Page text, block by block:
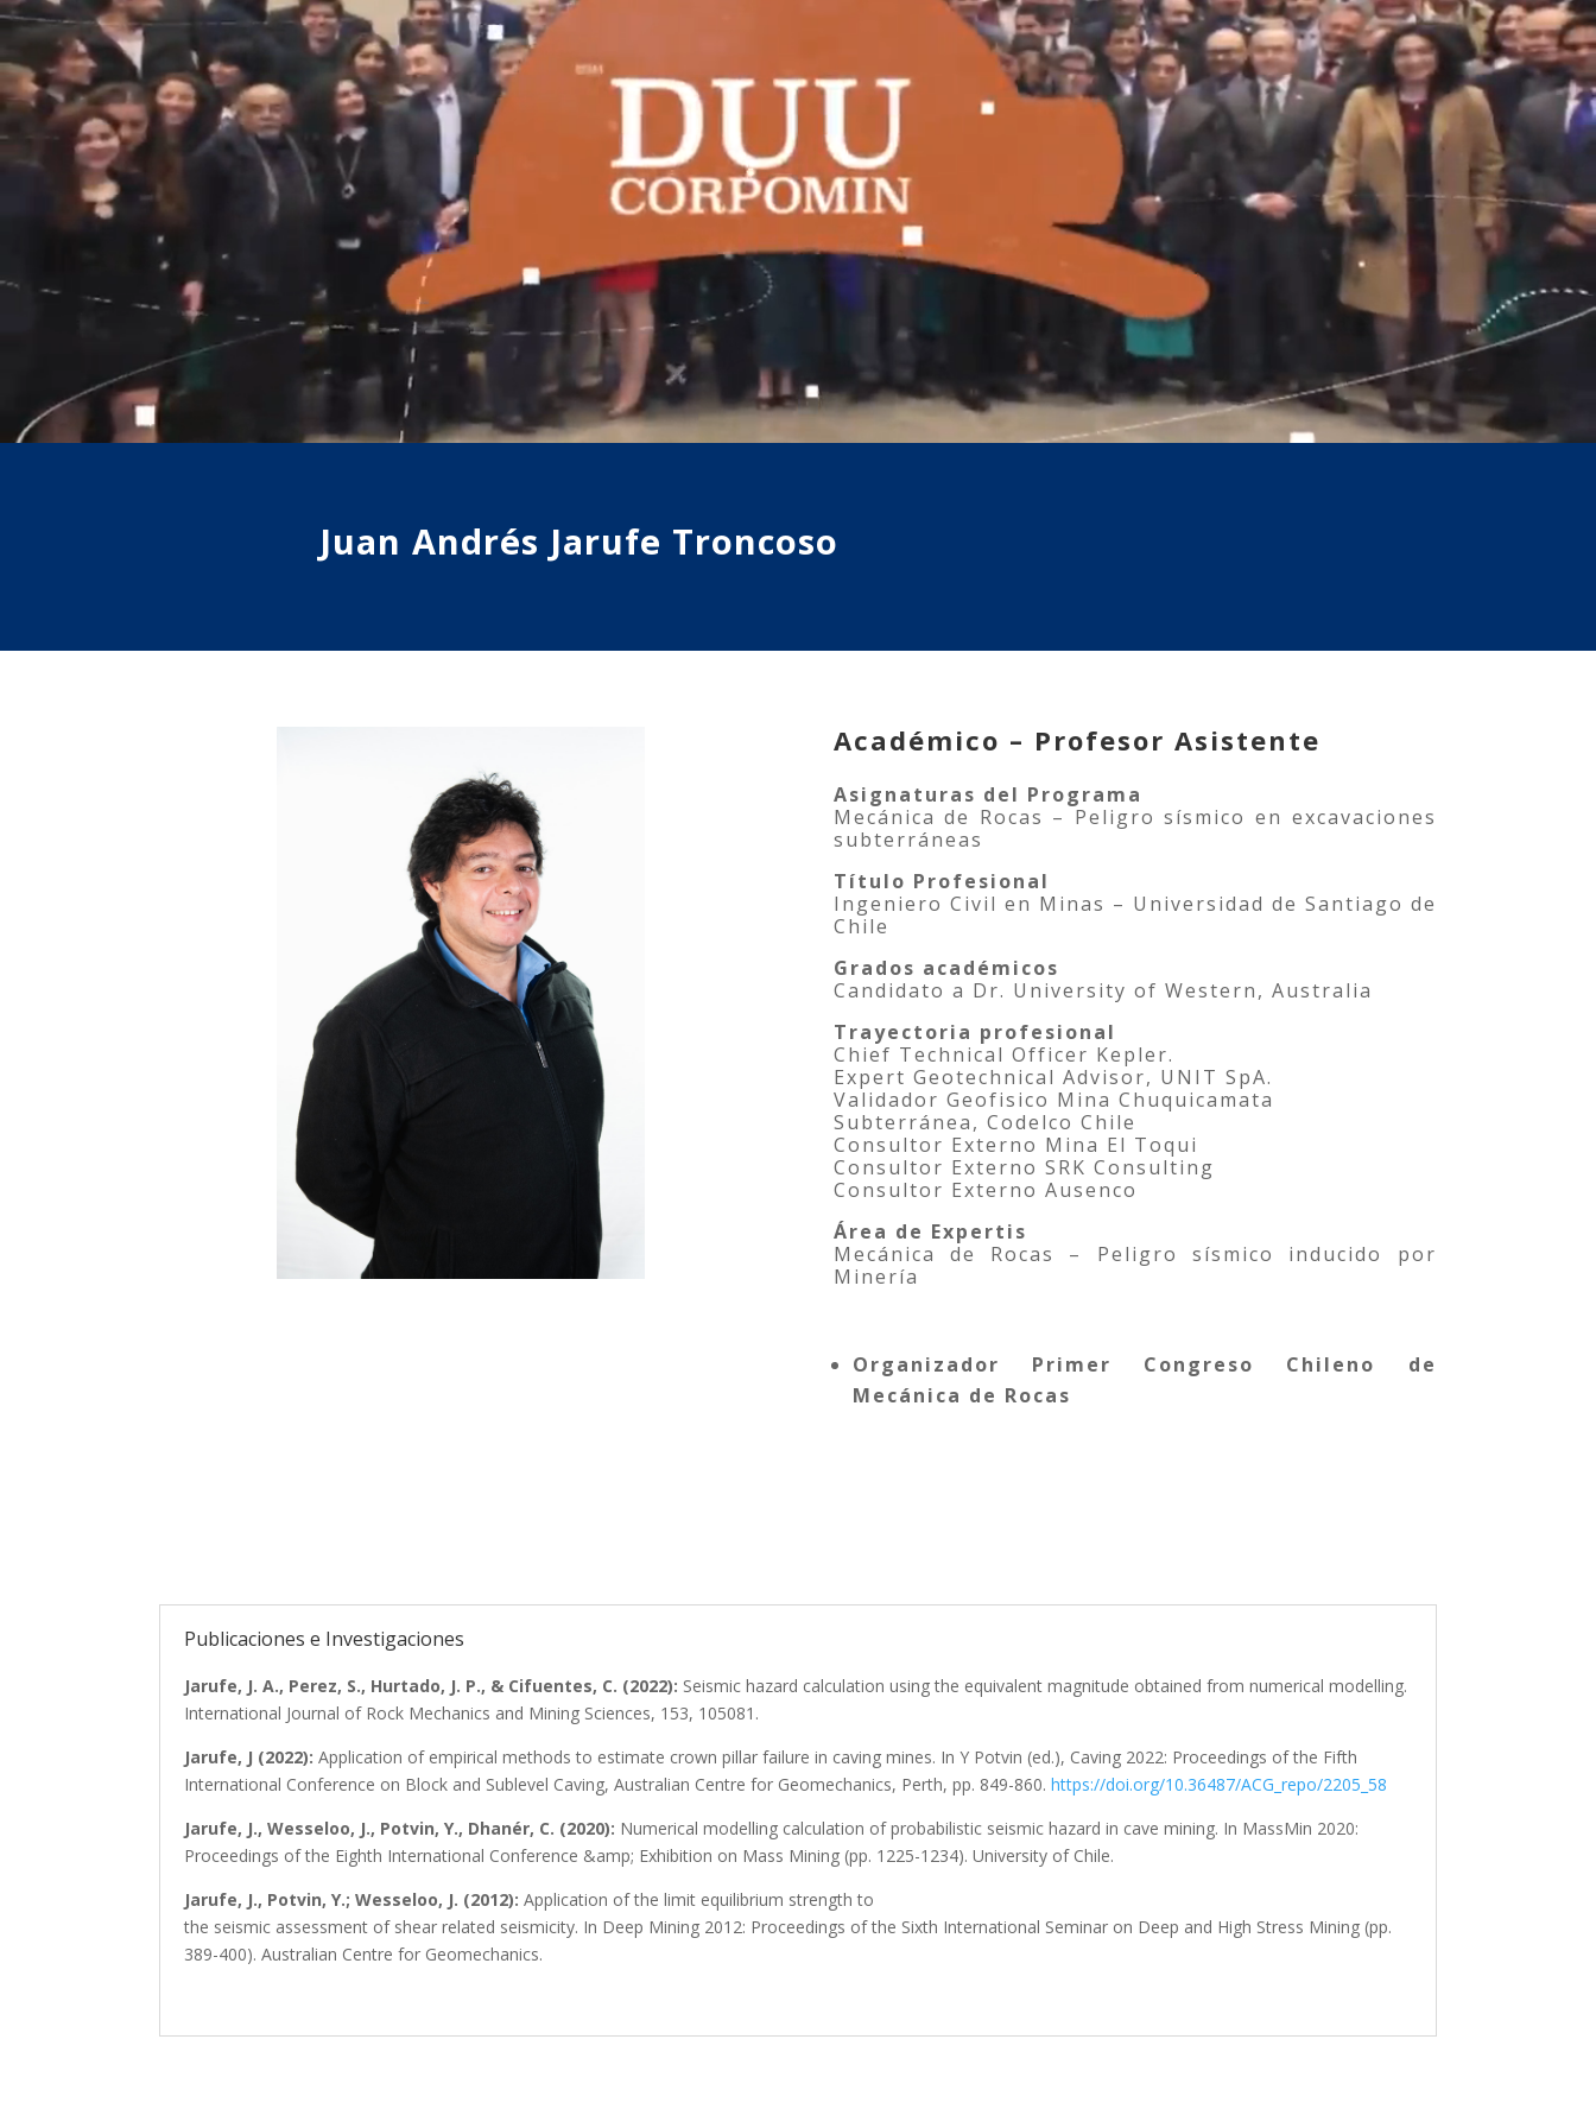
Juan Andrés Jarufe Troncoso
Académico – Profesor Asistente
Asignaturas del Programa
Mecánica de Rocas – Peligro sísmico en excavaciones
subterráneas
Título Profesional
Ingeniero Civil en Minas – Universidad de Santiago de
Chile
Grados académicos
Candidato a Dr. University of Western, Australia
Trayectoria profesional
Chief Technical Officer Kepler.
Expert Geotechnical Advisor, UNIT SpA.
Validador Geofisico Mina Chuquicamata
Subterránea, Codelco Chile
Consultor Externo Mina El Toqui
Consultor Externo SRK Consulting
Consultor Externo Ausenco
Área de Expertis
Mecánica de Rocas – Peligro sísmico inducido por
Minería
Organizador Primer Congreso Chileno de
Mecánica de Rocas
Publicaciones e Investigaciones
Jarufe, J. A., Perez, S., Hurtado, J. P., & Cifuentes, C. (2022): Seismic hazard calculation using the equivalent magnitude obtained from numerical modelling.
International Journal of Rock Mechanics and Mining Sciences, 153, 105081.
Jarufe, J (2022):Application of empirical methods to estimate crown pillar failure in caving mines. In Y Potvin (ed.), Caving 2022: Proceedings of the Fifth
International Conference on Block and Sublevel Caving, Australian Centre for Geomechanics, Perth, pp. 849-860.https://doi.org/10.36487/ACG_repo/2205_58
Jarufe, J., Wesseloo, J., Potvin, Y., Dhanér, C. (2020): Numerical modelling calculation of probabilistic seismic hazard in cave mining. In MassMin 2020:
Proceedings of the Eighth International Conference &amp; Exhibition on Mass Mining (pp. 1225-1234). University of Chile.
Jarufe, J., Potvin, Y.; Wesseloo, J. (2012): Application of the limit equilibrium strength to
the seismic assessment of shear related seismicity. In Deep Mining 2012: Proceedings of the Sixth International Seminar on Deep and High Stress Mining (pp.
389-400). Australian Centre for Geomechanics.